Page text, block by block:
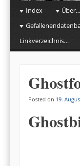
☰Menu
Skip to content
Index Über…
Linkverzeichnis…
Posted on 19.